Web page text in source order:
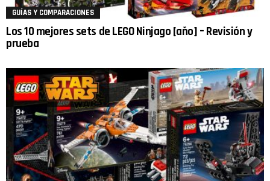
GUÍAS Y COMPARACIONES
Los 10 mejores sets de LEGO Ninjago [año] – Revisión y
prueba